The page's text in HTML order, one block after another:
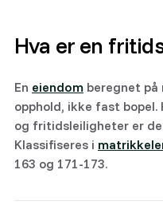
Hva er en
En eiendom beregnet
opphold, ikke fast bopel.
og fritidsleiligheter er
Klassifiseres i
163 og 171-173.